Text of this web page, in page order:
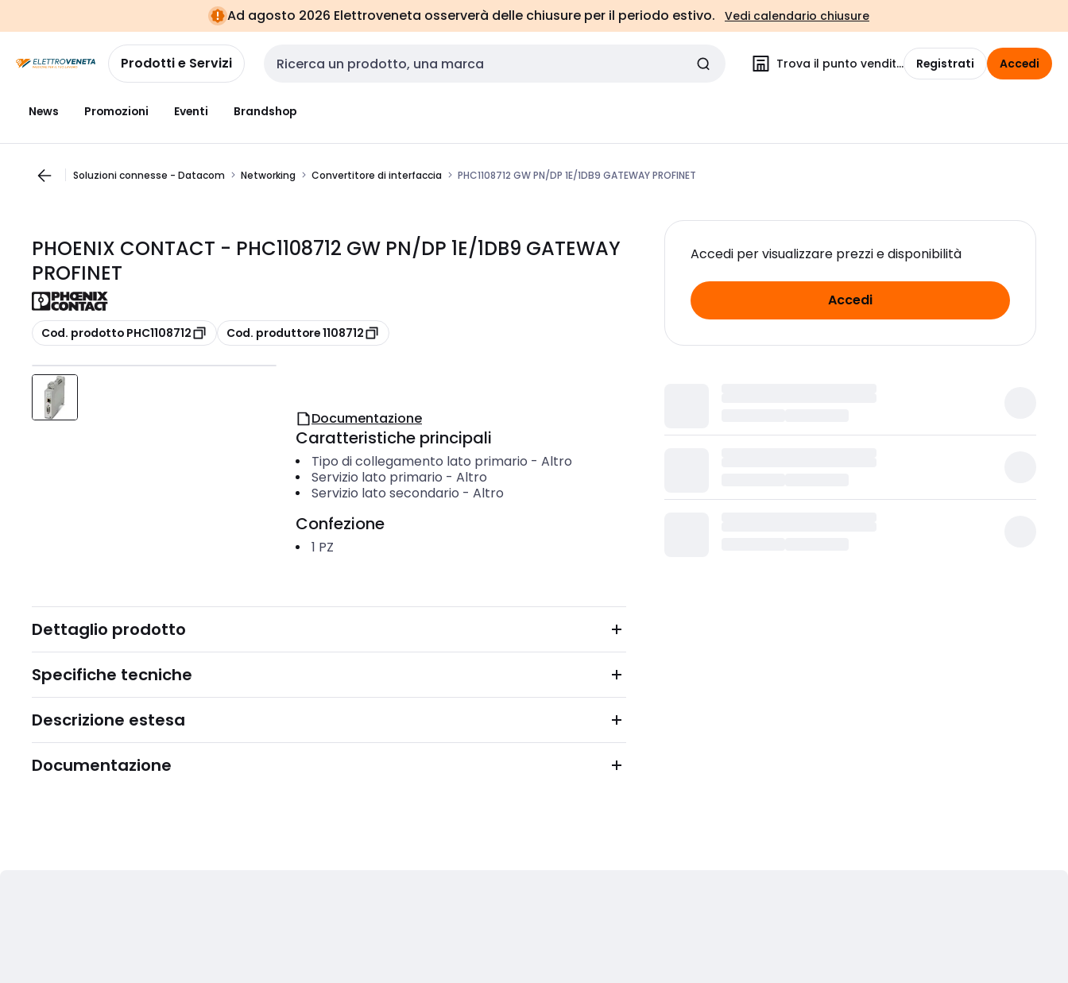
navigazionealla
pagina
Ad agosto 2026 Elettroveneta osserverà delle chiusure per il periodo estivo. Vedi calendario chiusure
Prodotti e Servizi Cerca input Trova il punto vendita Registrati Accedi
News Promozioni Eventi Brandshop
Soluzioni connesse - Datacom Networking Convertitore di interfaccia PHC1108712 GW PN/DP 1E/1DB9 GATEWAY PROFINET
PHOENIX CONTACT - PHC1108712 GW PN/DP 1E/1DB9 GATEWAY
PROFINET
copia
Cod. prodotto PHC1108712 copia
Cod. produttore 1108712
Accedi per visualizzare prezzi e disponibilità
Accedi
Documentazione
Caratteristiche principali
Tipo di collegamento lato primario - Altro
Servizio lato primario - Altro
Servizio lato secondario - Altro
Confezione
1 PZ
Dettaglio prodotto
Specifiche tecniche
Descrizione estesa
Documentazione